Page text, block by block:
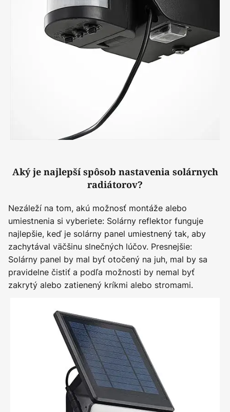
Aký je najlepší spôsob nastavenia solárnych
radiátorov?
Nezáleží na tom, akú možnosť montáže alebo
umiestnenia si vyberiete: Solárny reflektor funguje
najlepšie, keď je solárny panel umiestnený tak, aby
zachytával väčšinu slnečných lúčov. Presnejšie:
Solárny panel by mal byť otočený na juh, mal by sa
pravidelne čistiť a podľa možnosti by nemal byť
zakrytý alebo zatienený kríkmi alebo stromami.